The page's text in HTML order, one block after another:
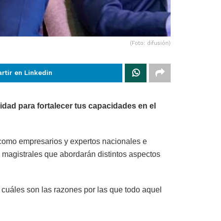
(Foto: difusión)
en Linkedin
para fortalecer tus capacidades en el
empresarios y expertos nacionales e
que abordarán distintos aspectos
son las razones por las que todo aquel